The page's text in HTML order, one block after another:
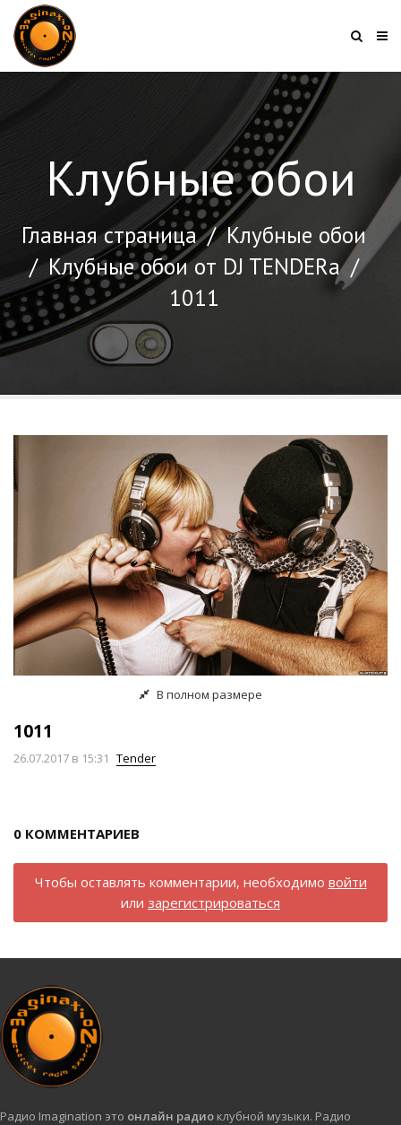
Клубные обои
Главная страница /Клубные обои
/Клубные обои от DJ TENDERа /
1011
В полном размере
1011
26.07.2017 в 15:31 Tender
0 КОММЕНТАРИЕВ
Чтобы оставлять комментарии, необходимо войти
или зарегистрироваться
Радио Imagination это онлайн радио клубной музыки. Радио